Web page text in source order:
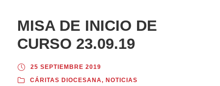
MISA DE INICIO DE
CURSO 23.09.19
25 SEPTIEMBRE 2019
CÁRITAS DIOCESANA, NOTICIAS